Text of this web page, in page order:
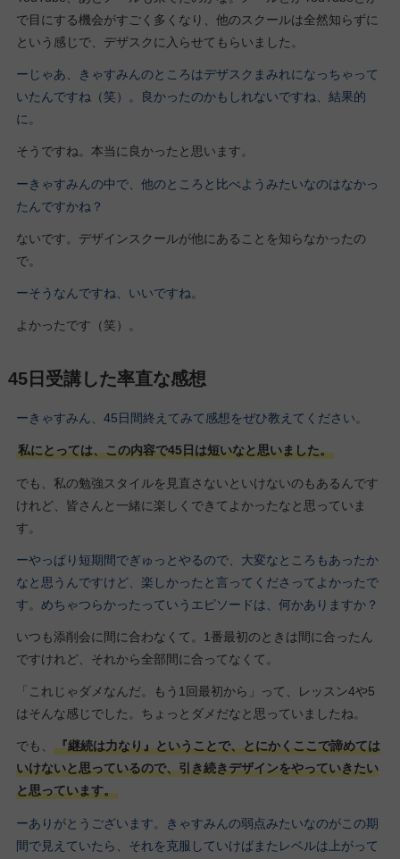
で目にする機会がすごく多くなり、他のスクールは全然知らずに
という感じで、デザスクに入らせてもらいました。
ーじゃあ、きゃすみんのところはデザスクまみれになっちゃって
いたんですね（笑）。良かったのかもしれないですね、結果的
に。
そうですね。本当に良かったと思います。
ーきゃすみんの中で、他のところと比べようみたいなのはなかっ
たんですかね？
ないです。デザインスクールが他にあることを知らなかったの
で。
ーそうなんですね、いいですね。
よかったです（笑）。
45日受講した率直な感想
ーきゃすみん、45日間終えてみて感想をぜひ教えてください。
私にとっては、この内容で45日は短いなと思いました。
でも、私の勉強スタイルを見直さないといけないのもあるんです
けれど、皆さんと一緒に楽しくできてよかったなと思っていま
す。
ーやっぱり短期間でぎゅっとやるので、大変なところもあったか
なと思うんですけど、楽しかったと言ってくださってよかったで
す。めちゃつらかったっていうエピソードは、何かありますか？
いつも添削会に間に合わなくて。1番最初のときは間に合ったん
ですけれど、それから全部間に合ってなくて。
「これじゃダメなんだ。もう1回最初から」って、レッスン4や5
はそんな感じでした。ちょっとダメだなと思っていましたね。
でも、
『継続は力なり』ということで、とにかくここで諦めては
いけないと思っているので、引き続きデザインをやっていきたい
と思っています。
ーありがとうございます。きゃすみんの弱点みたいなのがこの期
間で見えていたら、それを克服していけばまたレベルは上がって